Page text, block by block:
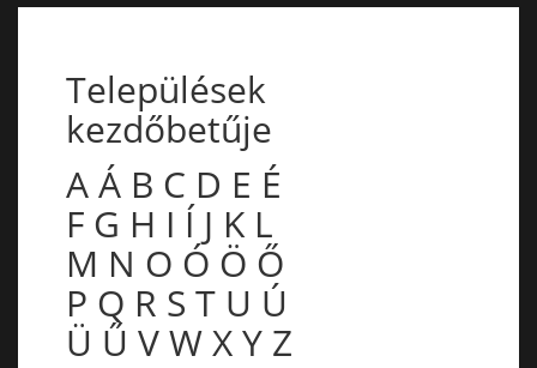
Települések
kezdőbetűje
AÁ B C D E É
F G H I Í J K L
M N O Ó Ö Ő
P Q R S T U Ú
Ü Ű VWXY Z